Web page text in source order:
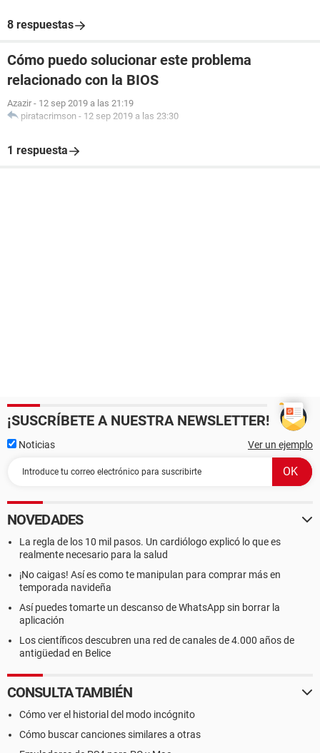
8 respuestas
Cómo puedo solucionar este problema
relacionado con la BIOS
Azazir - 12 sep 2019 a las 21:19
piratacrimson - 12 sep 2019 a las 23:30
1 respuesta
¡SUSCRÍBETE A NUESTRA NEWSLETTER!
Noticias Ver un ejemplo
NOVEDADES
La regla de los 10 mil pasos. Un cardiólogo explicó lo que es
realmente necesario para la salud
¡No caigas! Así es como te manipulan para comprar más en
temporada navideña
Así puedes tomarte un descanso de WhatsApp sin borrar la
aplicación
Los científicos descubren una red de canales de 4.000 años de
antigüedad en Belice
CONSULTA TAMBIÉN
Cómo ver el historial del modo incógnito
Cómo buscar canciones similares a otras